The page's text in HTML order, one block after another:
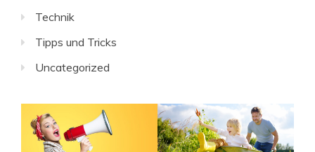
Technik
Tipps und Tricks
Uncategorized